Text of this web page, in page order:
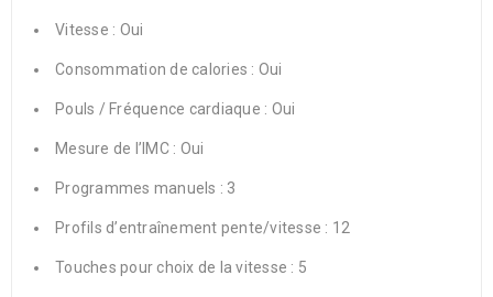
Vitesse : Oui
Consommation de calories : Oui
Pouls / Fréquence cardiaque : Oui
Mesure de l’IMC : Oui
Programmes manuels : 3
Profils d’entraînement pente/vitesse : 12
Touches pour choix de la vitesse : 5